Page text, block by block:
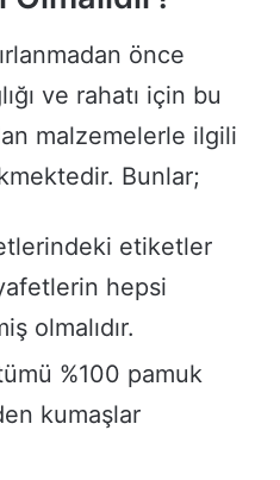
önce
ve rahatı için bu
malzemelerle ilgili
Bunlar;
etiketler
hepsi
olmalıdır.
%100 pamuk
kumaşlar